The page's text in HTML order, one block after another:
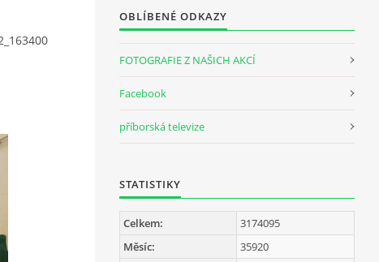
OBLÍBENÉ ODKAZY
FOTOGRAFIE Z NAŠICH AKCÍ
Facebook
příborská televize
STATISTIKY
Celkem:
3174095
Měsíc:
35920